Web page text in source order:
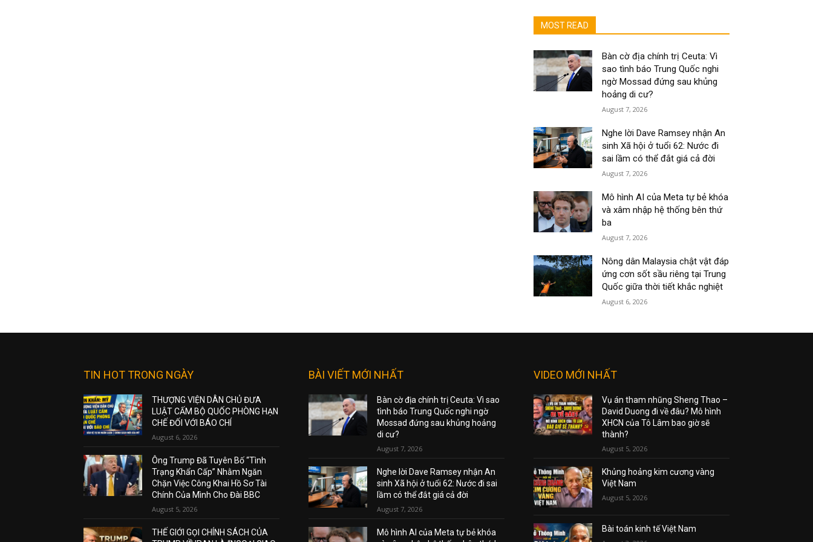
MOST READ
Bàn cờ địa chính trị Ceuta: Vì
sao tình báo Trung Quốc nghi
ngờ Mossad đứng sau khủng
hoảng di cư?
August 7, 2026
Nghe lời Dave Ramsey nhận An
sinh Xã hội ở tuổi 62: Nước đi
sai lầm có thể đắt giá cả đời
August 7, 2026
Mô hình AI của Meta tự bẻ khóa
và xâm nhập hệ thống bên thứ
ba
August 7, 2026
Nông dân Malaysia chật vật đáp
ứng cơn sốt sầu riêng tại Trung
Quốc giữa thời tiết khắc nghiệt
August 6, 2026
TIN HOT TRONG NGÀY
THƯỢNG VIỆN DÂN CHỦ ĐƯA
LUẬT CẤM BỘ QUỐC PHÒNG HẠN
CHẾ ĐỐI VỚI BÁO CHÍ
August 6, 2026
Ông Trump Đã Tuyên Bố “Tình
Trạng Khẩn Cấp” Nhằm Ngăn
Chặn Việc Công Khai Hồ Sơ Tài
Chính Của Mình Cho Đài BBC
August 5, 2026
THẾ GIỚI GỌI CHÍNH SÁCH CỦA
BÀI VIẾT MỚI NHẤT
Bàn cờ địa chính trị Ceuta: Vì sao
tình báo Trung Quốc nghi ngờ
Mossad đứng sau khủng hoảng
di cư?
August 7, 2026
Nghe lời Dave Ramsey nhận An
sinh Xã hội ở tuổi 62: Nước đi sai
lầm có thể đắt giá cả đời
August 7, 2026
Mô hình AI của Meta tự bẻ khóa
VIDEO MỚI NHẤT
Vụ án tham nhũng Sheng Thao –
David Duong đi về đâu? Mô hình
XHCN của Tô Lâm bao giờ sẽ
thành?
August 5, 2026
Khủng hoảng kim cương vàng
Việt Nam
August 5, 2026
Bài toán kinh tế Việt Nam